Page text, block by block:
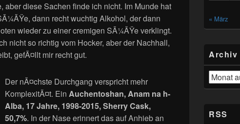
aber diese Sachen finde ich nicht. Im Munde hat
dann recht wuchtig Alkohol, der dann
wieder zu einer cremigen SÃ¼ÃŸe verklingt.
nicht so richtig vom Hocker, aber der Nachhall,
gefÃ¤llt mir recht gut.
Der nÃ¤chste Durchgang verspricht mehr
KomplexitÃ¤t. Ein Auchentoshan, Anam na h-
Alba, 17 Jahre, 1998-2015, Sherry Cask,
50,7%. In der Nase erinnert das auf Anhieb an
« März
Archiv
Archiv
RSS